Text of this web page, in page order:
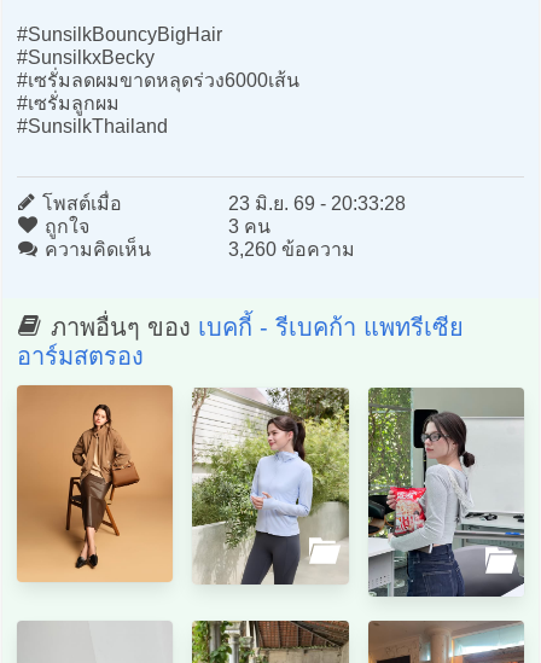
#SunsilkBouncyBigHair
#SunsilkxBecky​
#เซรั่มลดผมขาดหลุดร่วง6000เส้น
#เซรั่มลูกผม
#SunsilkThailand
โพสต์เมื่อ
23 มิ.ย. 69 - 20:33:28
ถูกใจ
3 คน
ความคิดเห็น
3,260 ข้อความ
ภาพอื่นๆ ของ เบคกี้ - รีเบคก้า แพทรีเซีย
อาร์มสตรอง